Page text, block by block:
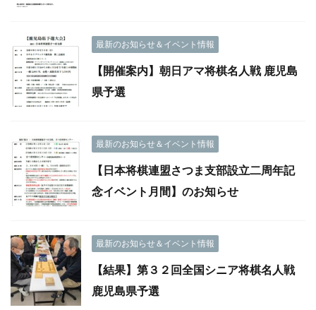
最新のお知らせ＆イベント情報
【開催案内】朝日アマ将棋名人戦 鹿児島
県予選
最新のお知らせ＆イベント情報
【日本将棋連盟さつま支部設立二周年記
念イベント月間】のお知らせ
最新のお知らせ＆イベント情報
【結果】第３２回全国シニア将棋名人戦
鹿児島県予選